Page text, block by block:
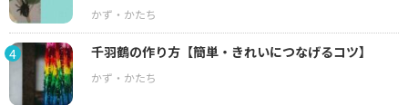
4 千羽鶴の作り方【簡単・きれいにつなげるコツ】